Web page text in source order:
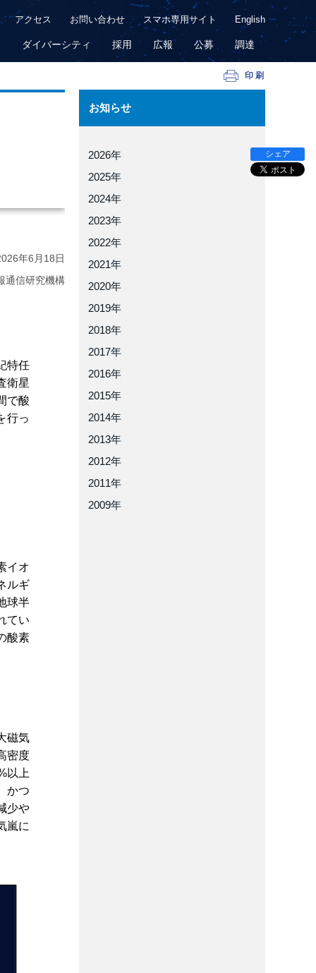
アクセス お問い合わせ スマホ専用サイト English
ダイバーシティ 採用 広報 公募 調達
印刷
シェア
年6月18日
通信研究機構
特任
衛星
で酸
行っ
イオ
ルギ
球半
てい
酸素
磁気
密度
以上
かつ
少や
嵐に
お知らせ
2026年
2025年
2024年
2023年
2022年
2021年
2020年
2019年
2018年
2017年
2016年
2015年
2014年
2013年
2012年
2011年
2009年